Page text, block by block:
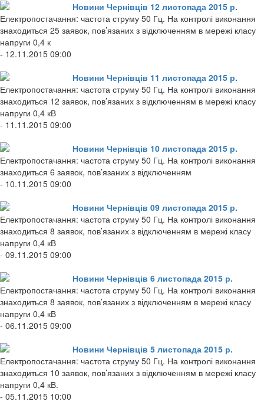
Новини Чернівців 12 листопада 2015 р.
Електропостачання: частота струму 50 Гц. На контролі виконання
знаходиться 25 заявок, пов’язаних з відключенням в мережі класу
напруги 0,4 к
- 12.11.2015 09:00
Новини Чернівців 11 листопада 2015 р.
Електропостачання: частота струму 50 Гц. На контролі виконання
знаходиться 12 заявок, пов’язаних з відключенням в мережі класу
напруги 0,4 кВ
- 11.11.2015 09:00
Новини Чернівців 10 листопада 2015 р.
Електропостачання: частота струму 50 Гц. На контролі виконання
знаходиться 6 заявок, пов’язаних з відключенням
- 10.11.2015 09:00
Новини Чернівців 09 листопада 2015 р.
Електропостачання: частота струму 50 Гц. На контролі виконання
знаходиться 8 заявок, пов’язаних з відключенням в мережі класу
напруги 0,4 кВ
- 09.11.2015 09:00
Новини Чернівців 6 листопада 2015 р.
Електропостачання: частота струму 50 Гц. На контролі виконання
знаходиться 8 заявок, пов’язаних з відключенням в мережі класу
напруги 0,4 кВ
- 06.11.2015 09:00
Новини Чернівців 5 листопада 2015 р.
Електропостачання: частота струму 50 Гц. На контролі виконання
знаходиться 10 заявок, пов’язаних з відключенням в мережі класу
напруги 0,4 кВ.
- 05.11.2015 10:00